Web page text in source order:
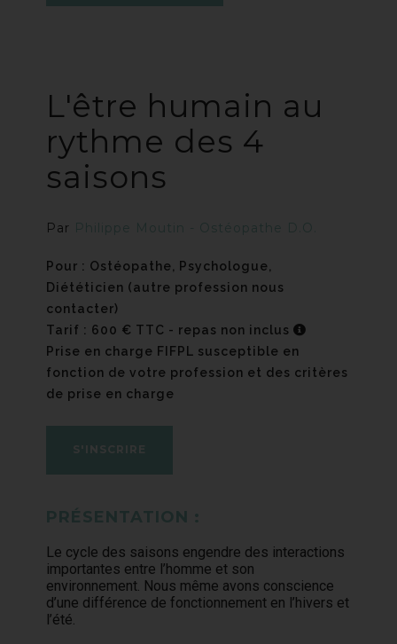
L'être humain au
rythme des 4
saisons
Par Philippe Moutin - Ostéopathe D.O.
Pour : Ostéopathe, Psychologue,
Diététicien (autre profession nous
contacter)
Tarif : 600 € TTC - repas non inclus
Prise en charge FIFPL susceptible en
fonction de votre profession et des critères
de prise en charge
S'INSCRIRE
PRÉSENTATION :
Le cycle des saisons engendre des interactions
importantes entre l’homme et son
environnement. Nous même avons conscience
d’une différence de fonctionnement en l’hivers et
l’été.